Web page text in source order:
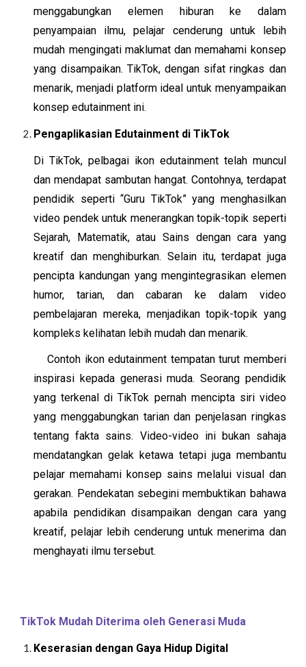
menggabungkan elemen hiburan ke dalam
penyampaian ilmu, pelajar cenderung untuk lebih
mudah mengingati maklumat dan memahami konsep
yang disampaikan. TikTok, dengan sifat ringkas dan
menarik, menjadi platform ideal untuk menyampaikan
konsep edutainment ini.
Pengaplikasian Edutainment di TikTok
Di TikTok, pelbagai ikon edutainment telah muncul
dan mendapat sambutan hangat. Contohnya, terdapat
pendidik seperti “Guru TikTok” yang menghasilkan
video pendek untuk menerangkan topik-topik seperti
Sejarah, Matematik, atau Sains dengan cara yang
kreatif dan menghiburkan. Selain itu, terdapat juga
pencipta kandungan yang mengintegrasikan elemen
humor, tarian, dan cabaran ke dalam video
pembelajaran mereka, menjadikan topik-topik yang
kompleks kelihatan lebih mudah dan menarik.
Contoh ikon edutainment tempatan turut memberi
inspirasi kepada generasi muda. Seorang pendidik
yang terkenal di TikTok pernah mencipta siri video
yang menggabungkan tarian dan penjelasan ringkas
tentang fakta sains. Video-video ini bukan sahaja
mendatangkan gelak ketawa tetapi juga membantu
pelajar memahami konsep sains melalui visual dan
gerakan. Pendekatan sebegini membuktikan bahawa
apabila pendidikan disampaikan dengan cara yang
kreatif, pelajar lebih cenderung untuk menerima dan
menghayati ilmu tersebut.
TikTok Mudah Diterima oleh Generasi Muda
Keserasian dengan Gaya Hidup Digital